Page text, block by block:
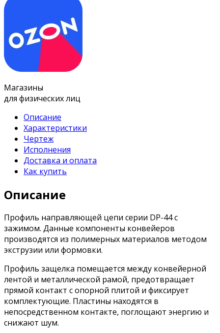
Магазины
для физических лиц
Описание
Характеристики
Чертеж
Исполнения
Доставка и оплата
Как купить
Описание
Профиль направляющей цепи серии DP-44 с
зажимом. Данные компоненты конвейеров
производятся из полимерных материалов методом
экструзии или формовки.
Профиль защелка помещается между конвейерной
лентой и металлической рамой, предотвращает
прямой контакт с опорной плитой и фиксирует
комплектующие. Пластины находятся в
непосредственном контакте, поглощают энергию и
снижают шум.